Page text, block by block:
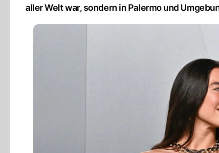
aller Welt war, sondern in Palermo und